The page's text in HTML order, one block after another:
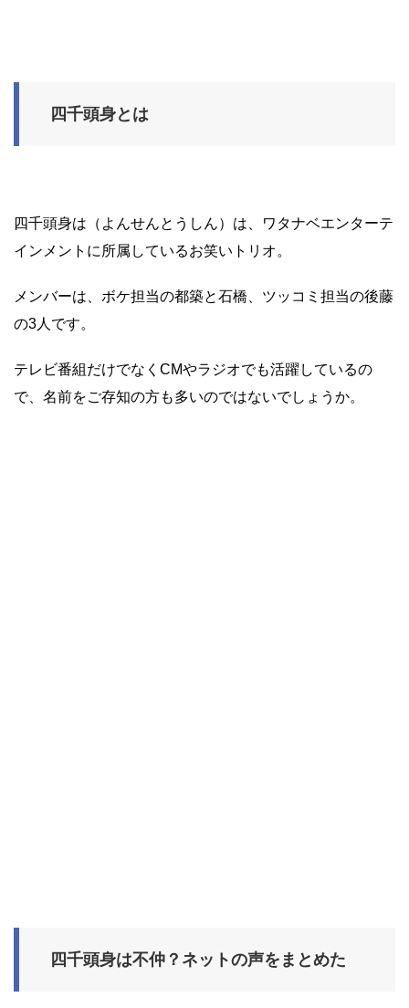
四千頭身とは
四千頭身は（よんせんとうしん）は、ワタナベエンターテ
インメントに所属しているお笑いトリオ。
メンバーは、ボケ担当の都築と石橋、ツッコミ担当の後藤
の3人です。
テレビ番組だけでなくCMやラジオでも活躍しているの
で、名前をご存知の方も多いのではないでしょうか。
四千頭身は不仲？ネットの声をまとめた